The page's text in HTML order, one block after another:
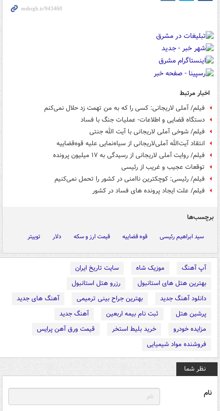
اخبار مرتبط
فیلم/ آملی لاریجانی: کسی را که به من تهمت زد حلال نمی‌کنم
دستگاه قضایی و اطلاعات- عملیات جنگ با فساد
فیلم/ شوخی آملی لاریجانی با آیت الله جنتی
انتقاد آیت‌الله آملی‌لاریجانی از سیاه‌نمایی علیه قوه‌قضاییه
فیلم/ روایت آملی لاریجانی از رسیدگی به ۱۷ میلیون پرونده
توقعات عجیب و غریب از رئیسی
فیلم/ رئیسی: کوچکترین ناامنی در کشور را تحمل نمی‌کنیم
فیلم/ علت ایجاد پرونده های فساد در کشور
برچسب‌ها
سید ابراهیم رئیسی قوه قضاییه قیمت ارز و سکه دلار توییتر
آپ آهنگ موزیک شاه
سایت تاریخ ایران
بهترین هتل های استانبول
رزرو هتل استانبول
دانلود آهنگ جدید
بهترین جراح بینی ترمیمی
آهنگ های جدید
پرشین هتل
ثبت نام بیمه اربعین
آهنگ جدید
مزایده خودرو
خرید بلیط استخر
قیمت ورق آهن پرایس
فروشنده مواد شیمیایی
نظر شما
نام